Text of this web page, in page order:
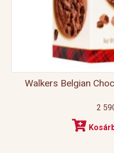
Walkers Belgian
2